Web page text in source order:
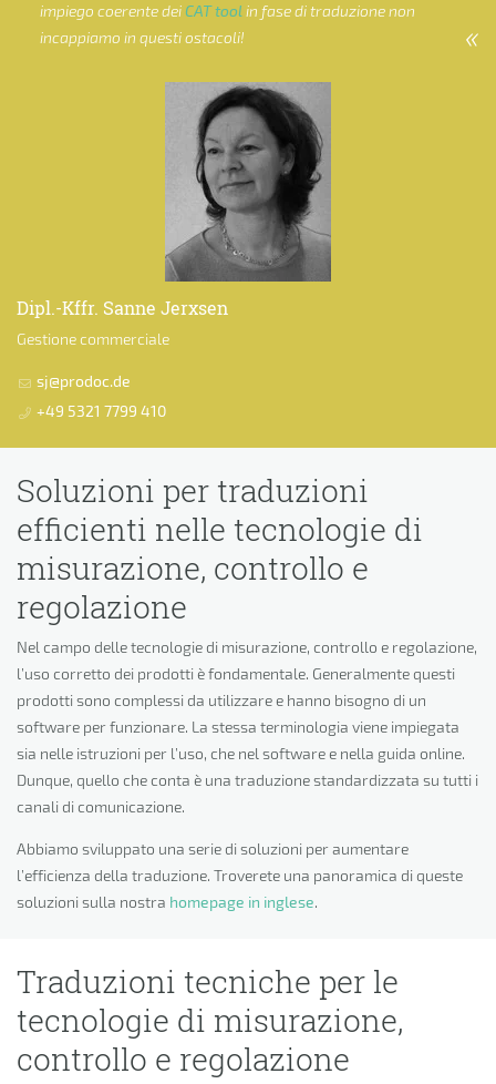
impiego coerente dei CAT tool in fase di traduzione non
incappiamo in questi ostacoli!
Dipl.-Kffr. Sanne Jerxsen
Gestione commerciale
sj@prodoc.de
+49 5321 7799 410
Soluzioni per traduzioni
efficienti nelle tecnologie di
misurazione, controllo e
regolazione
Nel campo delle tecnologie di misurazione, controllo e regolazione,
l’uso corretto dei prodotti è fondamentale. Generalmente questi
prodotti sono complessi da utilizzare e hanno bisogno di un
software per funzionare. La stessa terminologia viene impiegata
sia nelle istruzioni per l’uso, che nel software e nella guida online.
Dunque, quello che conta è una traduzione standardizzata su tutti i
canali di comunicazione.
Abbiamo sviluppato una serie di soluzioni per aumentare
l’efficienza della traduzione. Troverete una panoramica di queste
soluzioni sulla nostra homepage in inglese.
Traduzioni tecniche per le
tecnologie di misurazione,
controllo e regolazione